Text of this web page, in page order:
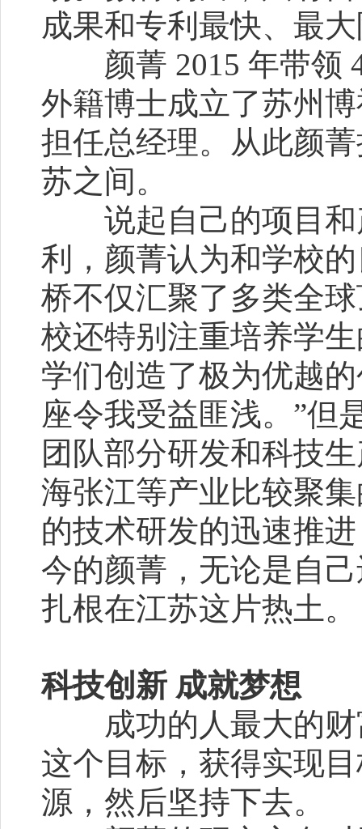
成果和专利最快、最
颜菁 2015 年带领 4
外籍博士成立了苏州
担任总经理。从此颜
苏之间。
说起自己的项目和
利，颜菁认为和学校
桥不仅汇聚了多类全
校还特别注重培养学
学们创造了极为优越
座令我受益匪浅。”但
团队部分研发和科技
海张江等产业比较聚
的技术研发的迅速推
今的颜菁，无论是自
扎根在江苏这片热土。
科技创新 成就梦想
成功的人最大的财
这个目标，获得实现
源，然后坚持下去。